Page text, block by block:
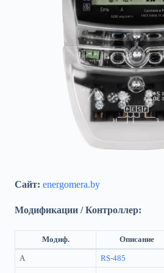
Сайт: energomera.by
Модификации / Контроллер:
Модиф. Описание
А RS-485